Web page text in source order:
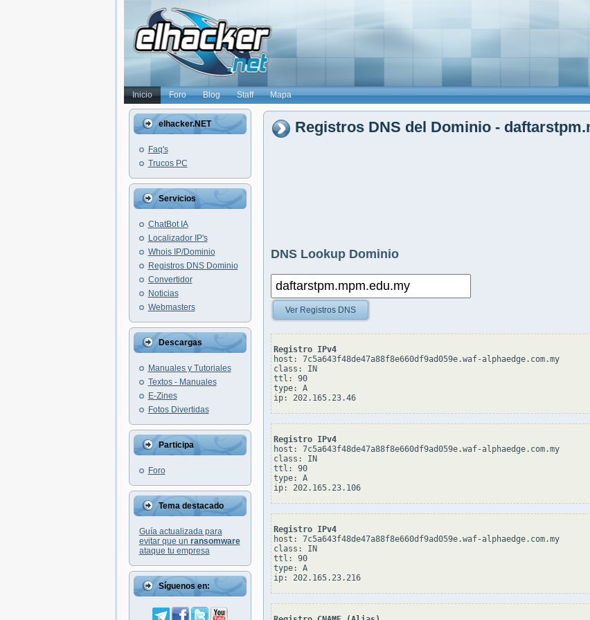
Inicio Foro Blog Staff Mapa
elhacker.NET
Faq's
Trucos PC
Servicios
ChatBot IA
Localizador IP's
Whois IP/Dominio
Registros DNS Dominio
Convertidor
Noticias
Webmasters
Descargas
Manuales y Tutoriales
Textos - Manuales
E-Zines
Fotos Divertidas
Participa
Foro
Tema destacado
Guía actualizada para
evitar que un ransomware
ataque tu empresa
Síguenos en:
Registros DNS del Dominio -
DNS Lookup Dominio
Ver Registros DNS
Registro IPv4
host: 7c5a643f48de47a88f8e660df9ad059e.waf-alphaedge.com.my
class: IN
ttl: 90
type: A
ip: 202.165.23.46
Registro IPv4
host: 7c5a643f48de47a88f8e660df9ad059e.waf-alphaedge.com.my
class: IN
ttl: 90
type: A
ip: 202.165.23.106
Registro IPv4
host: 7c5a643f48de47a88f8e660df9ad059e.waf-alphaedge.com.my
class: IN
ttl: 90
type: A
ip: 202.165.23.216